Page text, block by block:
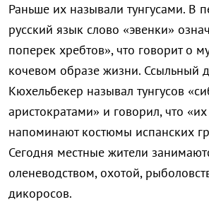
Раньше их называли тунгусами. В
русский язык слово «эвенки»
поперек хребтов», что говорит о
кочевом образе жизни. Ссыльный
Кюхельбекер называл тунгусов
аристократами» и говорил, что
напоминают костюмы испанских
Сегодня местные жители
оленеводством, охотой,
дикоросов.